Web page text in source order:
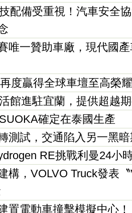
配備受重視！汽車安全
唯一贊助車廠，現代國
度贏得全球車壇至高榮
館進駐宜蘭，提供超越
確定在泰國生產
測試，交通陷入另一黑
RE挑戰利曼24小
構，VOLVO Truck發表
置電動車撞擊模擬中心！